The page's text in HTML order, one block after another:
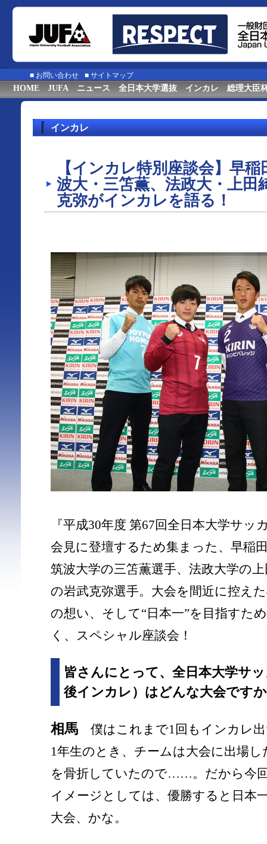
■ お問い合わせ ■ サイトマップ
HOME JUFA ニュース 全日本大学選抜 インカレ 総理大臣
インカレ
【インカレ特別座談会】早
波大・三笘薫、法政大・上田
克弥がインカレを語る！
『平成30年度 第67回全日本大学サッ
会見に登壇するため集まった、早稲
筑波大学の三笘薫選手、法政大学の
の岩武克弥選手。大会を間近に控え
の想い、そして“日本一”を目指すた
く、スペシャル座談会！
皆さんにとって、全日本大学サ
後インカレ）はどんな大会です
相馬 僕はこれまで1回もインカレ
1年生のとき、チームは大会に出場
を骨折していたので……。だから今
イメージとしては、優勝すると日本
大会、かな。